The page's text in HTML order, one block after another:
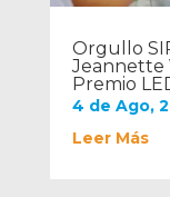
Orgullo
Jeannette
Premio
4 de Ago,
Leer Más